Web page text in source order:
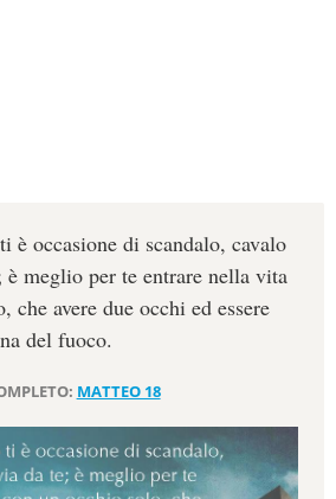
è occasione di scandalo, cavalo
meglio per te entrare nella vita
che avere due occhi ed essere
del fuoco.
MATTEO 18